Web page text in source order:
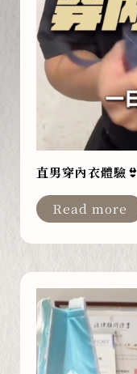
直男穿內衣體驗👙
Read more